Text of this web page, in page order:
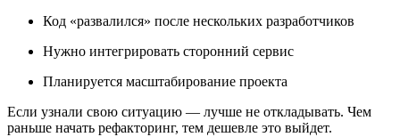
Код «развалился» после нескольких разработчиков
Нужно интегрировать сторонний сервис
Планируется масштабирование проекта
Если узнали свою ситуацию — лучше не откладывать. Чем
раньше начать рефакторинг, тем дешевле это выйдет.